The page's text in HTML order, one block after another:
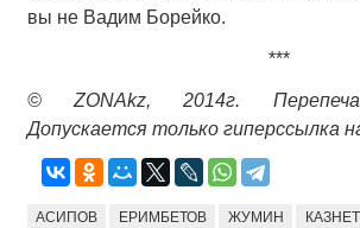
вы не Вадим Борейко.
***
© ZONAkz, 2014г.
Допускается только гиперссылка
АСИПОВ ЕРИМБЕТОВ ЖУМИН КАЗНЕТ